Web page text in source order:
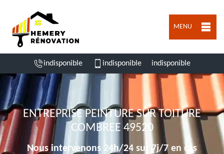
MENU
indisponible indisponible indisponible
ENTREPRISE PEINTURE SUR TOITURE
COMBREE 49520
Nous intervenons 24h/24 sur 7j/7 en cas